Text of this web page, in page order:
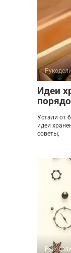
Идеи
Устали от
идеи
советы,